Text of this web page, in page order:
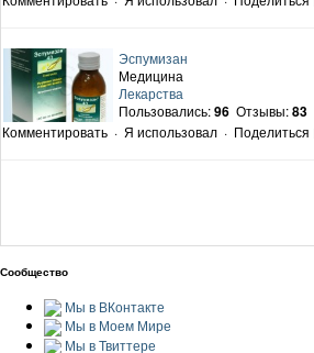
Эспумизан
Медицина
Лекарства
Пользовались:96 Отзывы:83
Комментировать · Я использовал · Поделиться
Сообщество
Мы в ВКонтакте
Мы в Моем Мире
Мы в Твиттере